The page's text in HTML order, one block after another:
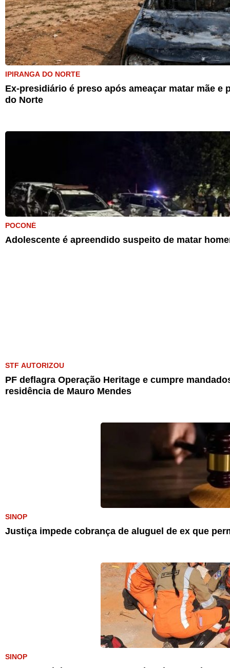
IPIRANGA DO NORTE
Ex-presidiário é preso após ameaçar matar mãe
do Norte
POCONÉ
Adolescente é apreendido suspeito de matar
STF AUTORIZOU
PF deflagra Operação Heritage e cumpre
residência de Mauro Mendes
SINOP
Justiça impede cobrança de aluguel de ex que
SINOP